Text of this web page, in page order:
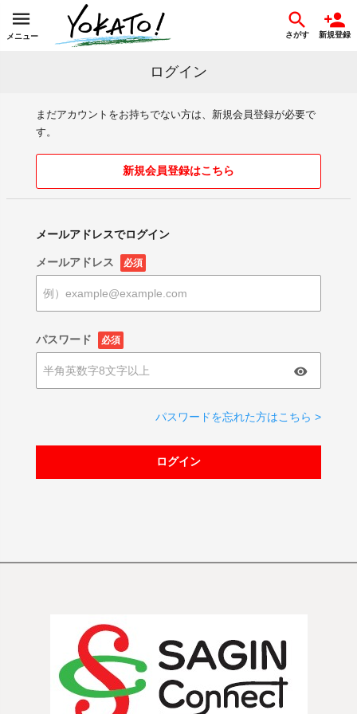
メニュー さがす 新規登録
ログイン
まだアカウントをお持ちでない方は、新規会員登録が必要で
す。
新規会員登録はこちら
メールアドレスでログイン
メールアドレス 必須
パスワード 必須
パスワードを忘れた方はこちら >
ログイン